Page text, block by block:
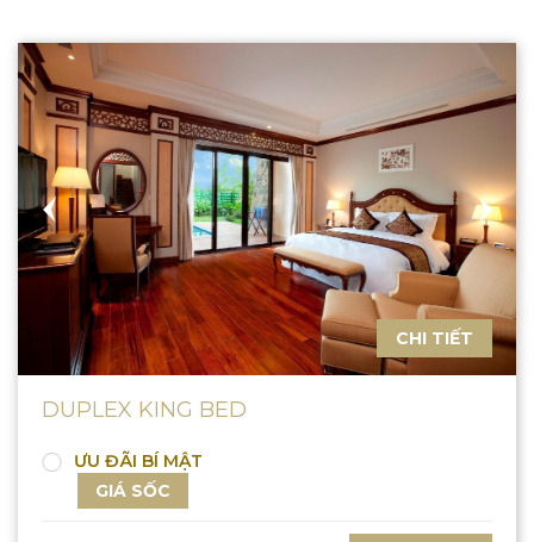
CHI TIẾT
DUPLEX KING BED
ƯU ĐÃI BÍ MẬT
GIÁ SỐC